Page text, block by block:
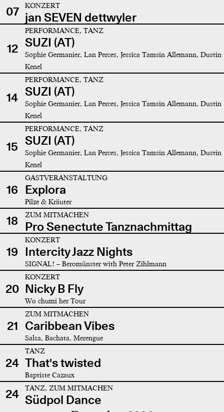
07
KONZERT
jan SEVEN dettwyler
12
PERFORMANCE, TANZ
SUZI (AT)
Sophie Germanier, Lan Perces, Jessica Tamsin Allemann, Dustin
Kenel
14
PERFORMANCE, TANZ
SUZI (AT)
Sophie Germanier, Lan Perces, Jessica Tamsin Allemann, Dustin
Kenel
15
PERFORMANCE, TANZ
SUZI (AT)
Sophie Germanier, Lan Perces, Jessica Tamsin Allemann, Dustin
Kenel
16
GASTVERANSTALTUNG
Explora
Pilze & Kräuter
18 ZUM MITMACHEN
Pro Senectute Tanznachmittag
19
KONZERT
Intercity Jazz Nights
SIGNAL! – Beromünster with Peter Zihlmann
20
KONZERT
Nicky B Fly
Wo chumi her Tour
21
ZUM MITMACHEN
Caribbean Vibes
Salsa, Bachata, Merengue
24
TANZ
That's twisted
Baptiste Cazaux
24 TANZ, ZUM MITMACHEN
Südpol Dance